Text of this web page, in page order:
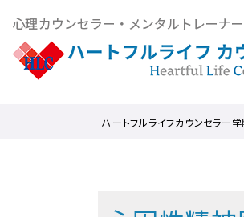
ハートフルライフカウンセラー